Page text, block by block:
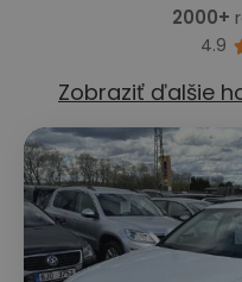
2000+
4.9
Zobraziť ďalšie